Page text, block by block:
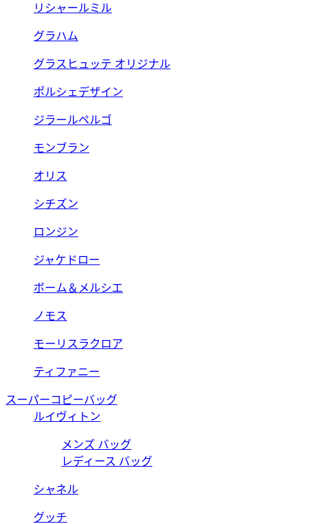
リシャールミル
グラハム
グラスヒュッテ オリジナル
ポルシェデザイン
ジラールペルゴ
モンブラン
オリス
シチズン
ロンジン
ジャケドロー
ボーム＆メルシエ
ノモス
モーリスラクロア
ティファニー
スーパーコピーバッグ
ルイヴィトン
メンズ バッグ
レディース バッグ
シャネル
グッチ